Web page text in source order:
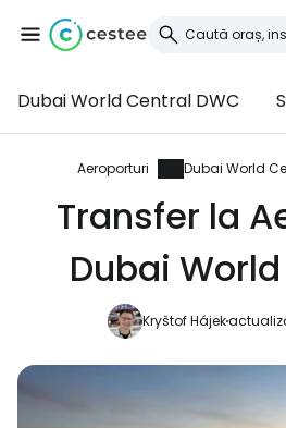
Dubai World Central DWC
Aeroporturi Dubai World
Transfer la
Dubai
Kryštof Hájek
Conectați-
Cestee
... comunitatea mondială
Continuați cu